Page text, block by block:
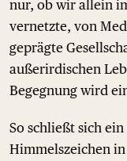
nur, ob wir allein
vernetzte, von
geprägte
außerirdischen
Begegnung wird
So schließt sich
Himmelszeichen